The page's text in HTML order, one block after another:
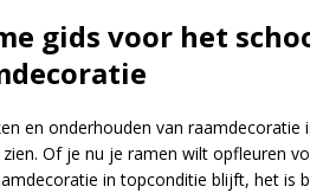
gids voor het
en onderhouden van
Of je nu je ramen wilt opfleuren
in topconditie blijft, het is